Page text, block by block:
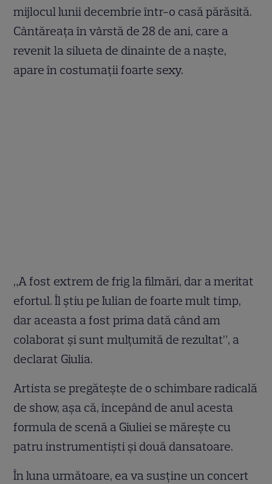
mijlocul lunii decembrie într-o casă părăsită.
Cântăreaţa în vârstă de 28 de ani, care a
revenit la silueta de dinainte de a naşte,
apare în costumaţii foarte sexy.
„A fost extrem de frig la filmări, dar a meritat
efortul. Îl ştiu pe Iulian de foarte mult timp,
dar aceasta a fost prima dată când am
colaborat şi sunt mulţumită de rezultat”, a
declarat Giulia.
Artista se pregăteşte de o schimbare radicală
de show, aşa că, începând de anul acesta
formula de scenă a Giuliei se măreşte cu
patru instrumentişti şi două dansatoare.
În luna următoare, ea va susţine un concert